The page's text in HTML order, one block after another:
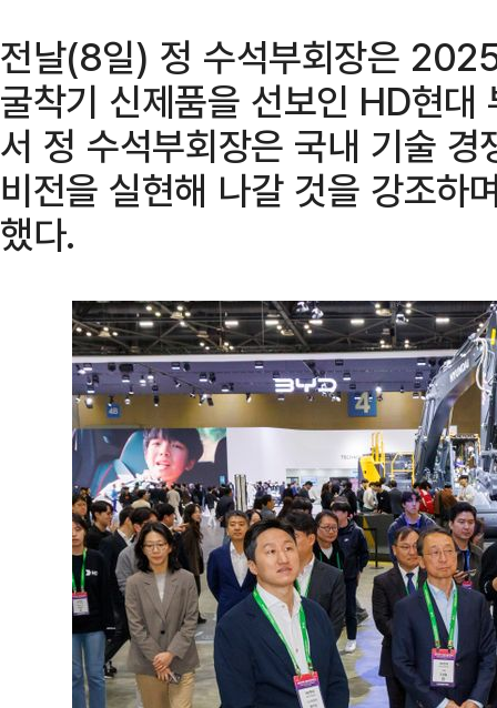
전날(8일) 정 수석부회장은
굴착기 신제품을 선보인 HD현대
서 정 수석부회장은 국내 기술
비전을 실현해 나갈 것을 강조하
했다.